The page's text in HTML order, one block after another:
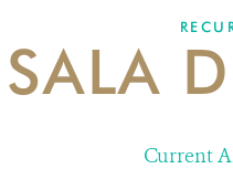
SALA
Current